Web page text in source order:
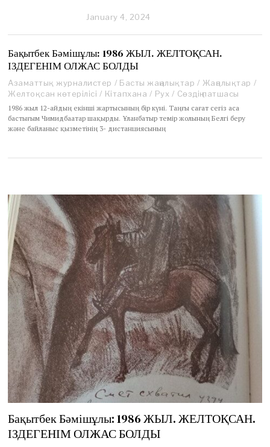
January 4, 2024
u
y
7
0
Бақытбек Бәмішұлы: 1986 ЖЫЛ. ЖЕЛТОҚСАН.
ІЗДЕГЕНІМ ОЛЖАС БОЛДЫ
Азаматтық журналистер / Басты жаңалықтар / Жаңалықтар /
Желтоқсан көтерілісі / Кітапхана / Рух / Сөздің патшасы
1986 жыл 12-айдың екінші жартысының бір күні. Таңғы сағат сегіз аса
бастығым Чимидбаатар шақырды. Ұланбатыр темір жолының Белгі беру
және байланыс қызметінің 3- дистанциясының
Бақытбек Бәмішұлы: 1986 ЖЫЛ. ЖЕЛТОҚСАН.
ІЗДЕГЕНІМ ОЛЖАС БОЛДЫ